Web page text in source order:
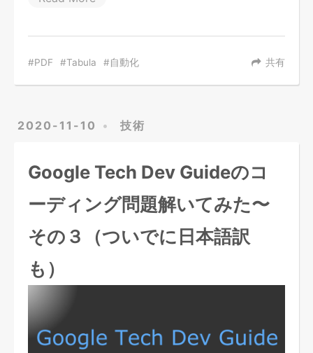
共有
PDF Tabula 自動化
2020-11-10 技術
Google Tech Dev Guideのコ
ーディング問題解いてみた〜
その３（ついでに日本語訳
も）